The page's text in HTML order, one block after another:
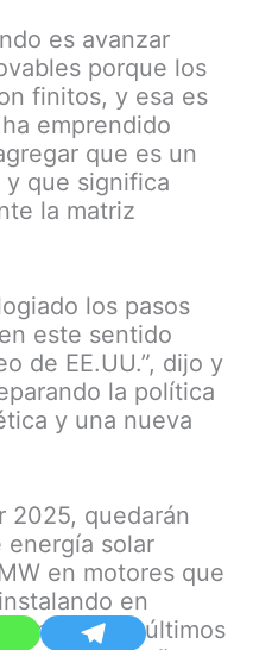
es avanzar
porque los
finitos, y esa es
emprendido
que es un
que significa
la matriz
los pasos
este sentido
de EE.UU.”, dijo y
la política
y una nueva
2025, quedarán
energía solar
en motores que
en
Estos últimos